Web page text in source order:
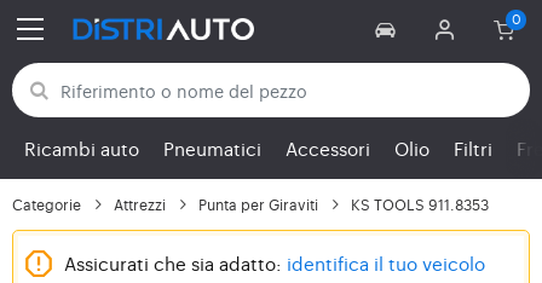
Torna alle categorie
Ricambi auto Pneumatici Accessori Olio Filtri
Categorie Attrezzi Punta per Giraviti KS TOOLS 911.8353
Assicurati che sia adatto: identifica il tuo veicolo